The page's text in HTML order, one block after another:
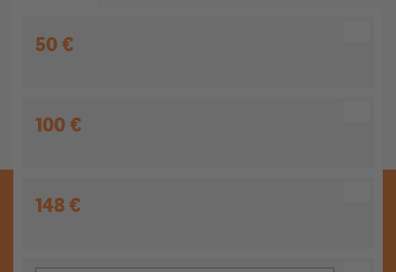
50 €
100 €
148 €